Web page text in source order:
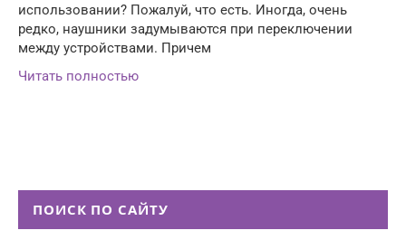
использовании? Пожалуй, что есть. Иногда, очень
редко, наушники задумываются при переключении
между устройствами. Причем
Читать полностью
ПОИСК ПО САЙТУ